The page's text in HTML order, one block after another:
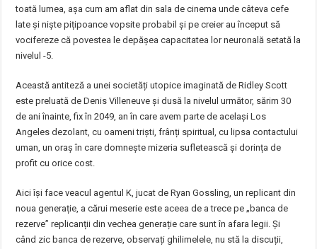
toată lumea, așa cum am aflat din sala de cinema unde câteva cefe
late și niște pițipoance vopsite probabil și pe creier au început să
vocifereze că povestea le depășea capacitatea lor neuronală setată la
nivelul -5.
Această antiteză a unei societăți utopice imaginată de Ridley Scott
este preluată de Denis Villeneuve și dusă la nivelul următor, sărim 30
de ani înainte, fix în 2049, an în care avem parte de același Los
Angeles dezolant, cu oameni triști, frânți spiritual, cu lipsa contactului
uman, un oraș în care domnește mizeria sufletească și dorința de
profit cu orice cost.
Aici își face veacul agentul K, jucat de Ryan Gossling, un replicant din
noua generație, a cărui meserie este aceea de a trece pe „banca de
rezerve” replicanții din vechea generație care sunt în afara legii. Și
când zic banca de rezerve, observați ghilimelele, nu stă la discuții,